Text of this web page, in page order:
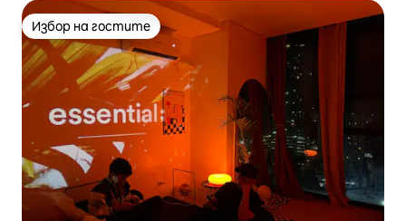
Избор на гостите
Избор на гостите